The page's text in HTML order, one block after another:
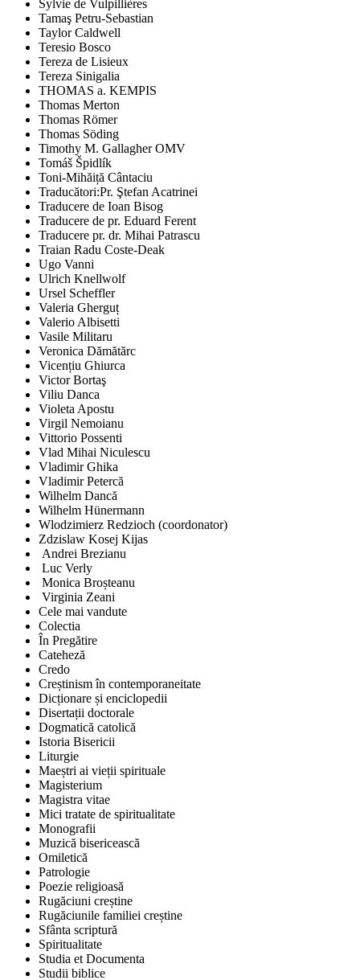
Sylvie de Vulpillières
Tamaş Petru-Sebastian
Taylor Caldwell
Teresio Bosco
Tereza de Lisieux
Tereza Sinigalia
THOMAS a. KEMPIS
Thomas Merton
Thomas Römer
Thomas Söding
Timothy M. Gallagher OMV
Tomáš Špidlík
Toni-Mihăiță Cântaciu
Traducători:Pr. Ştefan Acatrinei
Traducere de Ioan Bisog
Traducere de pr. Eduard Ferent
Traducere pr. dr. Mihai Patrascu
Traian Radu Coste-Deak
Ugo Vanni
Ulrich Knellwolf
Ursel Scheffler
Valeria Gherguț
Valerio Albisetti
Vasile Militaru
Veronica Dămătărc
Vicențiu Ghiurca
Victor Bortaş
Viliu Danca
Violeta Apostu
Virgil Nemoianu
Vittorio Possenti
Vlad Mihai Niculescu
Vladimir Ghika
Vladimir Petercă
Wilhelm Dancă
Wilhelm Hünermann
Wlodzimierz Redzioch (coordonator)
Zdzislaw Kosej Kijas
Andrei Brezianu
Luc Verly
Monica Broșteanu
Virginia Zeani
Cele mai vandute
Colectia
În Pregătire
Cateheză
Credo
Creștinism în contemporaneitate
Dicționare și enciclopedii
Disertații doctorale
Dogmatică catolică
Istoria Bisericii
Liturgie
Maeștri ai vieții spirituale
Magisterium
Magistra vitae
Mici tratate de spiritualitate
Monografii
Muzică bisericească
Omiletică
Patrologie
Poezie religioasă
Rugăciuni creștine
Rugăciunile familiei creștine
Sfânta scriptură
Spiritualitate
Studia et Documenta
Studii biblice